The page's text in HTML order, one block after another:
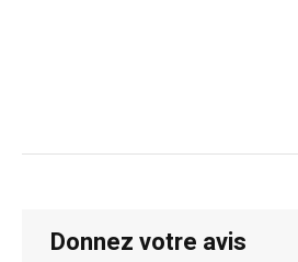
Donnez votre avis